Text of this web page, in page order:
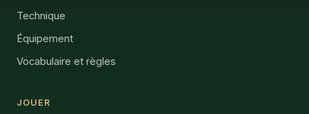
Technique
Équipement
Vocabulaire et règles
JOUER